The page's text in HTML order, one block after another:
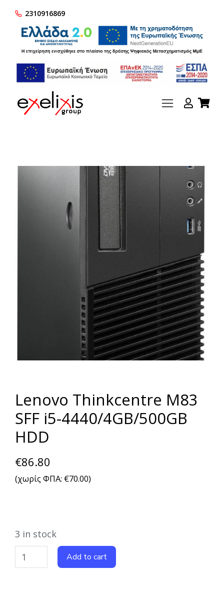
2310916869
Lenovo Thinkcentre M83
SFF i5-4440/4GB/500GB
HDD
€86.80
(χωρίς ΦΠΑ: €70.00)
3 in stock
Add to cart